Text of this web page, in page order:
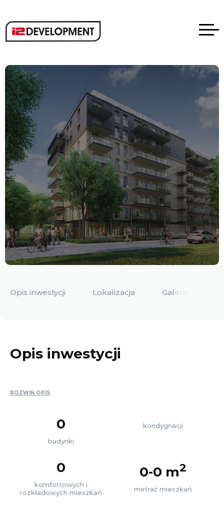
Opis inwestycji Lokalizacja Galeria
Opis inwestycji
ROZWIŃ OPIS
0
budynki
kondygnacji
0
komfortowych i
rozkładowych mieszkań
0-0 m2
metraż mieszkań